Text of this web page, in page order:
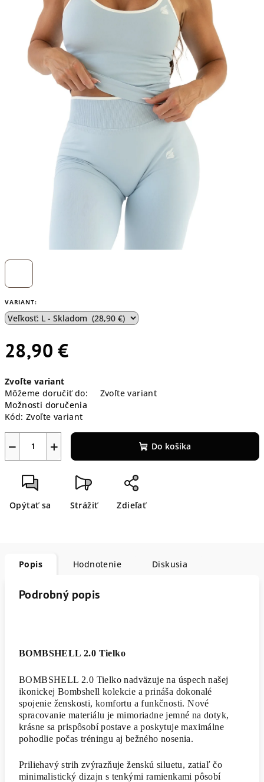
VARIANT:
28,90 €
cena:
Zvoľte variant
Môžeme doručiť do:
Zvoľte variant
Možnosti doručenia
Kód: Zvoľte variant
+
− Do košíka
Opýtať sa Strážiť Zdieľať
Popis Hodnotenie Diskusia
Podrobný popis
BOMBSHELL 2.0 Tielko
BOMBSHELL 2.0 Tielko nadväzuje na úspech našej
ikonickej Bombshell kolekcie a prináša dokonalé
spojenie ženskosti, komfortu a funkčnosti. Nové
spracovanie materiálu je mimoriadne jemné na dotyk,
krásne sa prispôsobí postave a poskytuje maximálne
pohodlie počas tréningu aj bežného nosenia.
Priliehavý strih zvýrazňuje ženskú siluetu, zatiaľ čo
minimalistický dizajn s tenkými ramienkami pôsobí